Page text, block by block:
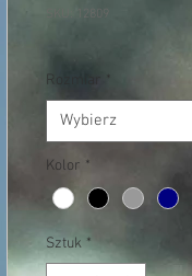
SKU: 12809
Rozmiar *
Wybierz
Kolor *
Sztuk *